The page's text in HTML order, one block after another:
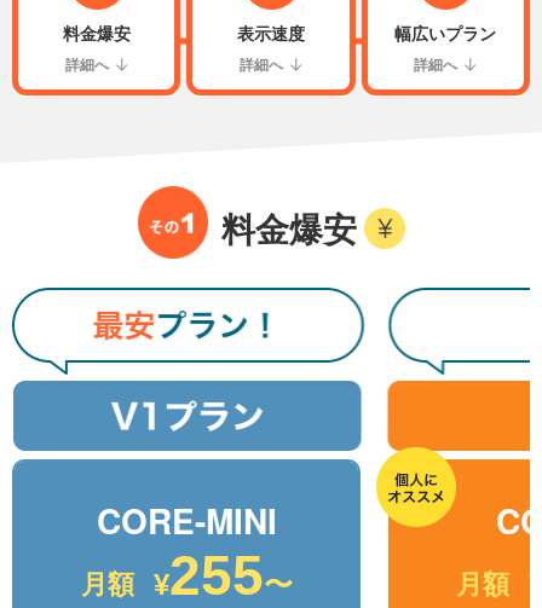
料金爆安
詳細へ
表示速度
詳細へ
幅広いプラン
詳細へ
料金爆安
CORE-MINI
月額 ¥255〜 月額